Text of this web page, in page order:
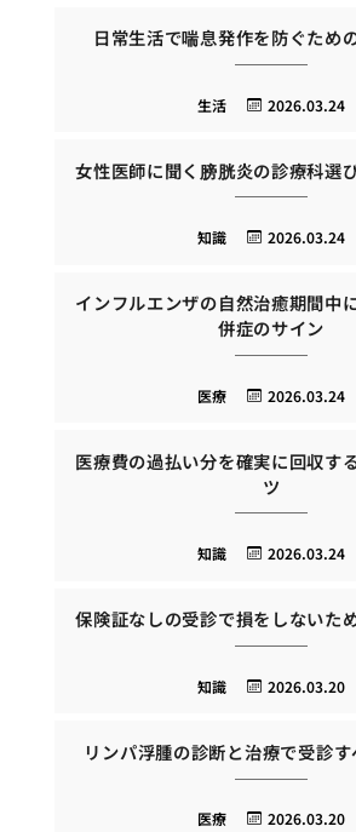
日常生活で喘息発作を防ぐため
2026.03.24
生活
女性医師に聞く膀胱炎の診療科選
2026.03.24
知識
インフルエンザの自然治癒期間中
併症のサイン
2026.03.24
医療
医療費の過払い分を確実に回収す
ツ
2026.03.24
知識
保険証なしの受診で損をしないた
2026.03.20
知識
リンパ浮腫の診断と治療で受診
2026.03.20
医療